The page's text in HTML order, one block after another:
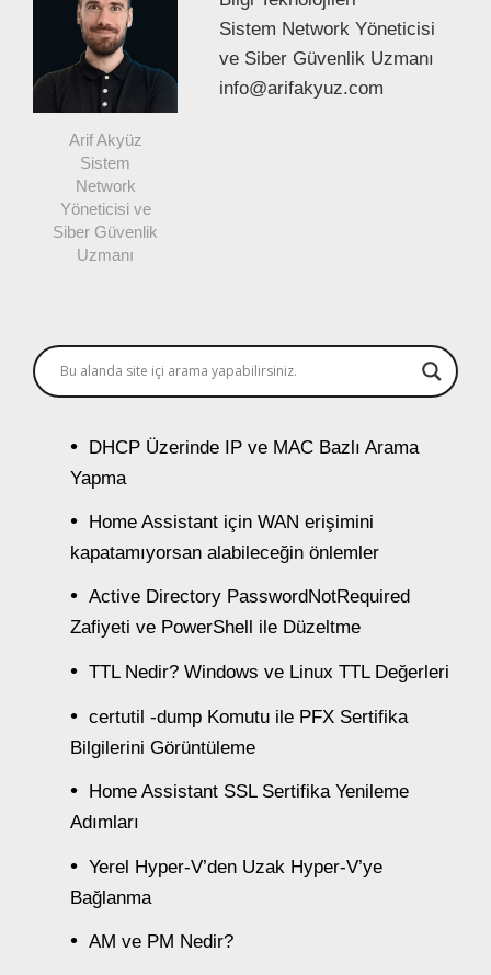
Arif Akyüz
Sistem
Network
Yöneticisi ve
Siber Güvenlik
Uzmanı
Sistem Network Yöneticisi
ve Siber Güvenlik Uzmanı
info@arifakyuz.com
DHCP Üzerinde IP ve MAC Bazlı Arama
Yapma
Home Assistant için WAN erişimini
kapatamıyorsan alabileceğin önlemler
Active Directory PasswordNotRequired
Zafiyeti ve PowerShell ile Düzeltme
TTL Nedir? Windows ve Linux TTL Değerleri
certutil -dump Komutu ile PFX Sertifika
Bilgilerini Görüntüleme
Home Assistant SSL Sertifika Yenileme
Adımları
Yerel Hyper-V’den Uzak Hyper-V’ye
Bağlanma
AM ve PM Nedir?